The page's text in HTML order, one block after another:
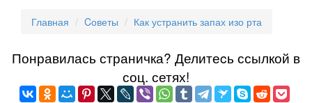
Главная Cоветы Как устранить запах изо рта
Понравилась страничка? Делитеcь ссылкой в
соц. сетях!